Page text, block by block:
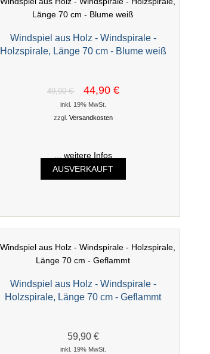
Windspiel aus Holz - Windspirale -
Holzspirale, Länge 70 cm - Blume weiß
49,90 € 44,90 €
inkl. 19% MwSt.
zzgl. Versandkosten
... weitere Infos
AUSVERKAUFT
Windspiel aus Holz - Windspirale -
Holzspirale, Länge 70 cm - Geflammt
59,90 €
inkl. 19% MwSt.